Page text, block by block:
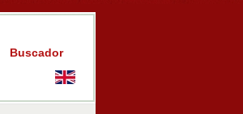
Buscador